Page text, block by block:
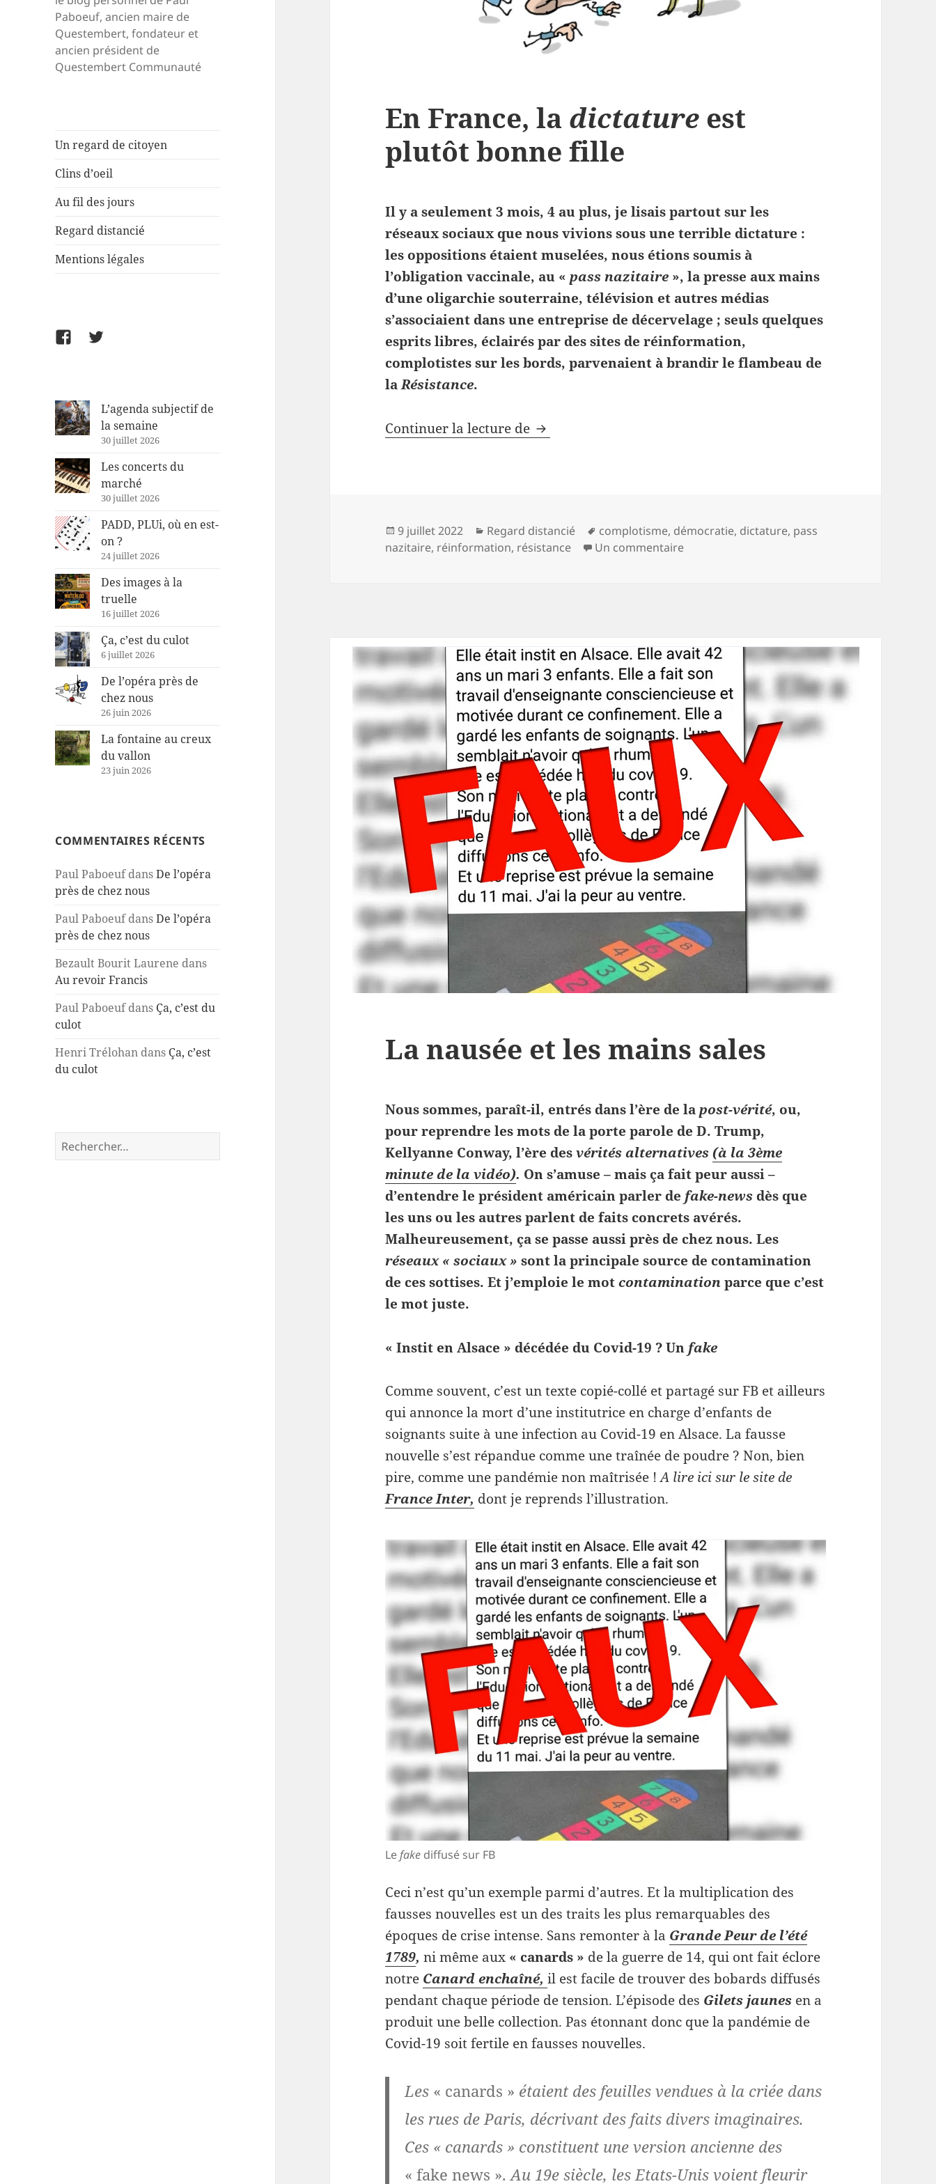
Paboeuf, ancien maire de
Questembert, fondateur et
ancien président de
Questembert Communauté
Un regard de citoyen
Clins d’oeil
Au fil des jours
Regard distancié
Mentions légales
FacebookTwitter
L’agenda subjectif de
la semaine
30 juillet 2026
Les concerts du
marché
30 juillet 2026
PADD, PLUi, où en est-
on ?
24 juillet 2026
Des images à la
truelle
16 juillet 2026
Ça, c’est du culot
6 juillet 2026
De l’opéra près de
chez nous
26 juin 2026
La fontaine au creux
du vallon
23 juin 2026
COMMENTAIRES RÉCENTS
Paul PaboeufdansDe l’opéra
près de chez nous
Paul PaboeufdansDe l’opéra
près de chez nous
Bezault Bourit Laurene dans
Au revoir Francis
Paul Paboeufdans Ça, c’est du
culot
Henri Trélohan dans Ça, c’est
du culot
Rechercher :
En France, la dictature est
plutôt bonne fille
Il y a seulement 3 mois, 4 au plus, je lisais partout sur les
réseaux sociaux que nous vivions sous une terrible dictature :
les oppositions étaient muselées, nous étions soumis à
l’obligation vaccinale, au « pass nazitaire », la presse aux mains
d’une oligarchie souterraine, télévision et autres médias
s’associaient dans une entreprise de décervelage ; seuls quelques
esprits libres, éclairés par des sites de réinformation,
complotistes sur les bords, parvenaient à brandir le flambeau de
laRésistance.
Continuer la lecture de En France, la
Publié
le
9 juillet 2022 Catégories
Regard distancié
Mots-
clés
complotisme, démocratie, dictature, pass
nazitaire, réinformation, résistance Un commentairesur En France, la
La nausée et les mains sales
Nous sommes, paraît-il, entrés dans l’ère de lapost-vérité, ou,
pour reprendre les mots de la porte parole de D. Trump,
Kellyanne Conway, l’ère desvérités alternatives(à la 3ème
minute de la vidéo). On s’amuse – mais ça fait peur aussi –
d’entendre le président américain parler defake-news dès que
les uns ou les autres parlent de faits concrets avérés.
Malheureusement, ça se passe aussi près de chez nous. Les
réseaux « sociaux » sont la principale source de contamination
de ces sottises. Et j’emploie le motcontaminationparce que c’est
le mot juste.
« Instit en Alsace » décédée du Covid-19 ? Unfake
Comme souvent, c’est un texte copié-collé et partagé sur FB et ailleurs
qui annonce la mort d’une institutrice en charge d’enfants de
soignants suite à une infection au Covid-19 en Alsace. La fausse
nouvelle s’est répandue comme une traînée de poudre ? Non, bien
pire, comme une pandémie non maîtrisée !A lire ici sur le site de
France Inter, dont je reprends l’illustration.
Lefake diffusé sur FB
Ceci n’est qu’un exemple parmi d’autres. Et la multiplication des
fausses nouvelles est un des traits les plus remarquables des
époques de crise intense. Sans remonter à la Grande Peur de l’été
1789,ni même aux « canards » de la guerre de 14, qui ont fait éclore
notre Canard enchaîné, il est facile de trouver des bobards diffusés
pendant chaque période de tension. L’épisode des Gilets jaunes en a
produit une belle collection. Pas étonnant donc que la pandémie de
Covid-19 soit fertile en fausses nouvelles.
Les « canards » étaient des feuilles vendues à la criée dans
les rues de Paris, décrivant des faits divers imaginaires.
Ces « canards » constituent une version ancienne des
« fake news ».Au 19e siècle, les Etats-Unis voient fleurir